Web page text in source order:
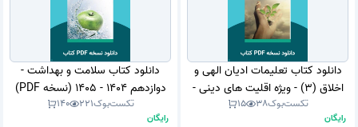
دانلود کتاب تعلیمات ادیان الهی و
اخلاق (3) - ویژه اقلیت های دینی -
دوازدهم 1404 - 1405 (نسخه PDF)تکست‌بوک38
15
رایگان
دانلود کتاب سلامت و بهداشت -
دوازدهم 1404 - 1405 (نسخه PDF)
تکست‌بوک221
140
رایگان